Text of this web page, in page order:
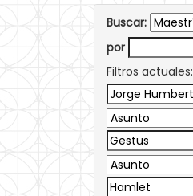
Buscar:
por
Filtros actuales: